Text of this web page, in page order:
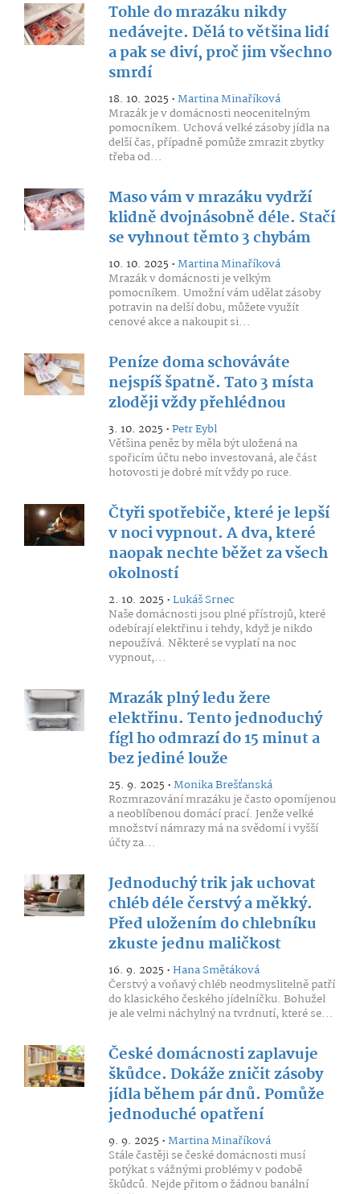
Tohle do mrazáku nikdy
nedávejte. Dělá to většina lidí
a pak se diví, proč jim všechno
smrdí
18. 10. 2025 •Martina Minaříková
Mrazák je v domácnosti neocenitelným
pomocníkem. Uchová velké zásoby jídla na
delší čas, případně pomůže zmrazit zbytky
třeba od...
Maso vám v mrazáku vydrží
klidně dvojnásobně déle. Stačí
se vyhnout těmto 3 chybám
10. 10. 2025 •Martina Minaříková
Mrazák v domácnosti je velkým
pomocníkem. Umožní vám udělat zásoby
potravin na delší dobu, můžete využít
cenové akce a nakoupit si...
Peníze doma schováváte
nejspíš špatně. Tato 3 místa
zloději vždy přehlédnou
3. 10. 2025 •Petr Eybl
Většina peněz by měla být uložená na
spořicím účtu nebo investovaná, ale část
hotovosti je dobré mít vždy po ruce.
Čtyři spotřebiče, které je lepší
v noci vypnout. A dva, které
naopak nechte běžet za všech
okolností
2. 10. 2025 •Lukáš Srnec
Naše domácnosti jsou plné přístrojů, které
odebírají elektřinu i tehdy, když je nikdo
nepoužívá. Některé se vyplatí na noc
vypnout,...
Mrazák plný ledu žere
elektřinu. Tento jednoduchý
fígl ho odmrazí do 15 minut a
bez jediné louže
25. 9. 2025 •Monika Brešťanská
Rozmrazování mrazáku je často opomíjenou
a neoblíbenou domácí prací. Jenže velké
množství námrazy má na svědomí i vyšší
účty za...
Jednoduchý trik jak uchovat
chléb déle čerstvý a měkký.
Před uložením do chlebníku
zkuste jednu maličkost
16. 9. 2025 •Hana Smětáková
Čerstvý a voňavý chléb neodmyslitelně patří
do klasického českého jídelníčku. Bohužel
je ale velmi náchylný na tvrdnutí, které se...
České domácnosti zaplavuje
škůdce. Dokáže zničit zásoby
jídla během pár dnů. Pomůže
jednoduché opatření
9. 9. 2025 •Martina Minaříková
Stále častěji se české domácnosti musí
potýkat s vážnými problémy v podobě
škůdců. Nejde přitom o žádnou banální